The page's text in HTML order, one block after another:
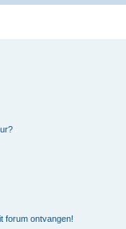
forum ontvangen!